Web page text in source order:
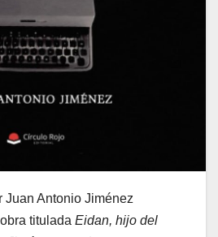
Juan Antonio Jiménez
titulada Eidan, hijo del